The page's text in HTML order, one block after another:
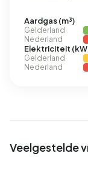
Aardgas (m³)
Gelderland
Nederland
Elektriciteit
Gelderland
Nederland
Veelgestelde